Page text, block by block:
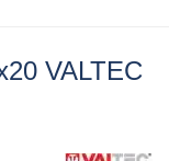
VALTEC